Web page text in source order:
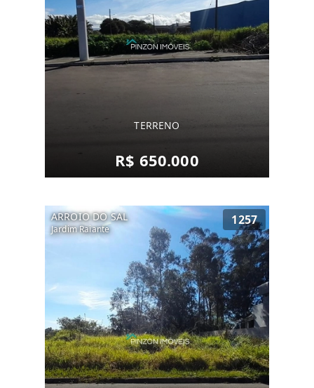
TERRENO
R$ 650.000
ARROIO DO SAL
Jardim Raiante
1257